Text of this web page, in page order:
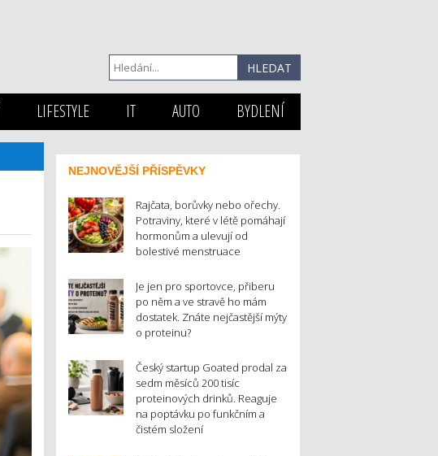
LIFESTYLE IT AUTO BYDLENÍ
NEJNOVĚJŠÍ PŘÍSPĚVKY
Rajčata, borůvky nebo ořechy.
Potraviny, které v létě pomáhají
hormonům a ulevují od
bolestivé menstruace
Je jen pro sportovce, přiberu
po něm a ve stravě ho mám
dostatek. Znáte nejčastější mýty
o proteinu?
Český startup Goated prodal za
sedm měsíců 200 tisíc
proteinových drinků. Reaguje
na poptávku po funkčním a
čistém složení